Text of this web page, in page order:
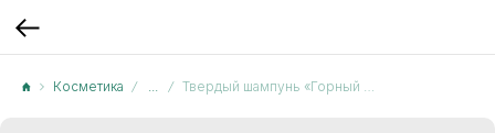
Косметика ... Твердый шампунь «Горный воздух»